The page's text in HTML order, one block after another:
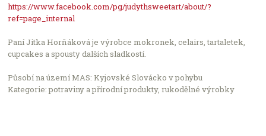
https://www.facebook.com/pg/judythsweetart/about/?
ref=page_internal
Paní Jitka Horňáková je výrobce mokronek, celairs, tartaletek,
cupcakes a spousty dalších sladkostí.
Působí na území MAS: Kyjovské Slovácko v pohybu
Kategorie: potraviny a přírodní produkty, rukodělné výrobky